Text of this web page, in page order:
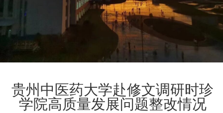
贵州中医药大学赴修文调研时珍
学院高质量发展问题整改情况